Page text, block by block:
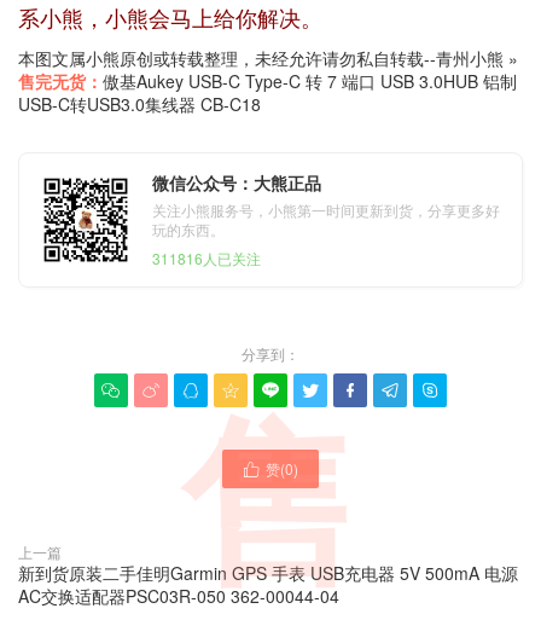
系小熊，小熊会马上给你解决。
本图文属小熊原创或转载整理，未经允许请勿私自转载--青州小熊 »
售完无货： 傲基Aukey USB-C Type-C 转 7 端口 USB 3.0HUB 铝制
USB-C转USB3.0集线器 CB-C18
微信公众号：大熊正品
关注小熊服务号，小熊第一时间更新到货，分享更多好
玩的东西。
311816人已关注
分享到：
        
 赞(0)
上一篇
新到货原装二手佳明Garmin GPS 手表 USB充电器 5V 500mA 电源
AC交换适配器PSC03R-050 362-00044-04
售